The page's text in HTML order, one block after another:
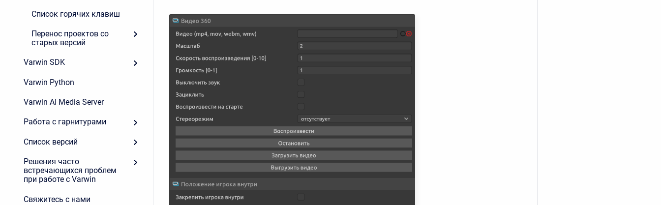
Список горячих клавиш
Перенос проектов со
старых версий
Varwin SDK
Varwin Python
Varwin AI Media Server
Работа с гарнитурами
Список версий
Решения часто
встречающихся проблем
при работе с Varwin
Свяжитесь с нами